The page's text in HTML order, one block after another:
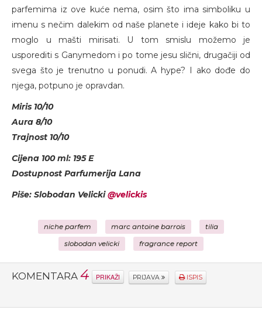
parfemima iz ove kuće nema, osim što ima simboliku u
imenu s nečim dalekim od naše planete i ideje kako bi to
moglo u mašti mirisati. U tom smislu možemo je
usporediti s Ganymedom i po tome jesu slični, drugačiji od
svega što je trenutno u ponudi. A hype? I ako dođe do
njega, potpuno je opravdan.
Miris 10/10
Aura 8/10
Trajnost 10/10
Cijena 100 ml: 195 E
Dostupnost Parfumerija Lana
Piše: Slobodan Velicki@velickis
niche parfem marc antoine barrois tilia
slobodan velicki fragrance report
KOMENTARA 4 PRIKAŽI PRIJAVA ISPIS